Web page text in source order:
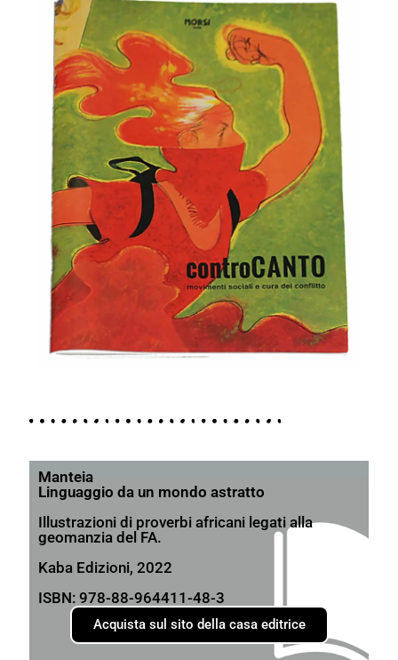
Manteia
Linguaggio da un mondo astratto
Illustrazioni di proverbi africani legati alla
geomanzia del FA.
Kaba Edizioni, 2022
ISBN: 978-88-964411-48-3
Acquista sul sito della casa editrice